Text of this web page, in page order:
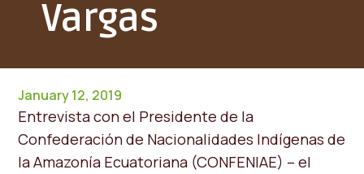
Vargas
January 12, 2019
Entrevista con el Presidente de la
Confederación de Nacionalidades Indígenas de
la Amazonía Ecuatoriana (CONFENIAE) – el